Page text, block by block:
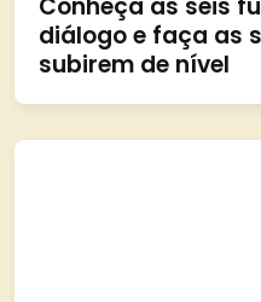
Conheça as seis
diálogo e faça as
subirem de nível